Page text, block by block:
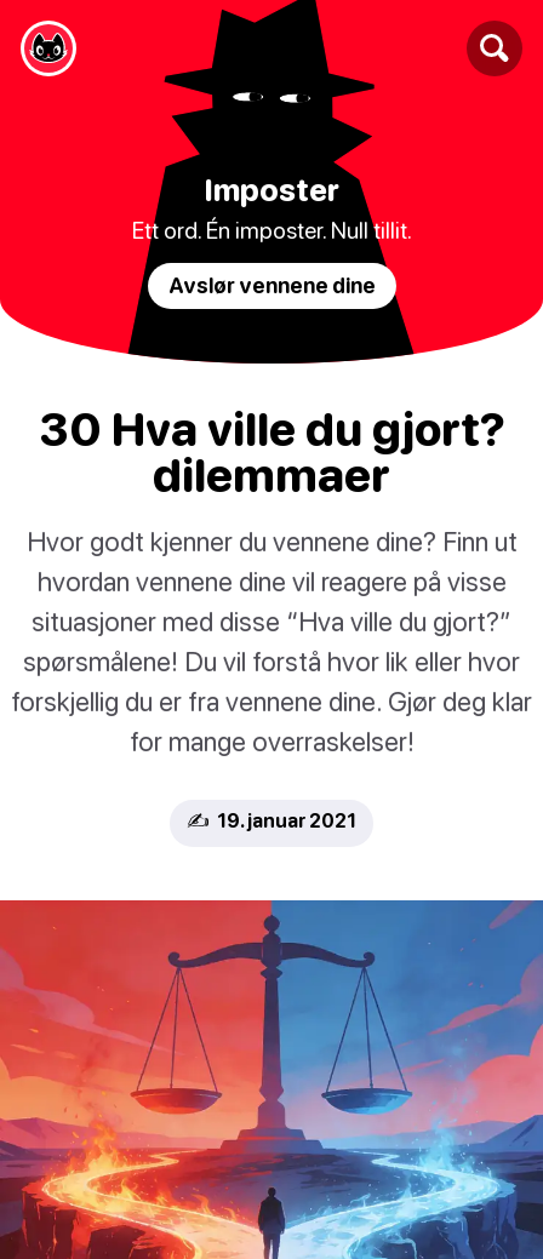
Imposter
Ett ord. Én imposter. Null tillit.
Avslør vennene dine
30 Hva ville du gjort?
dilemmaer
Hvor godt kjenner du vennene dine? Finn ut
hvordan vennene dine vil reagere på visse
situasjoner med disse “Hva ville du gjort?”
spørsmålene! Du vil forstå hvor lik eller hvor
forskjellig du er fra vennene dine. Gjør deg klar
for mange overraskelser!
✍️ 19. januar 2021